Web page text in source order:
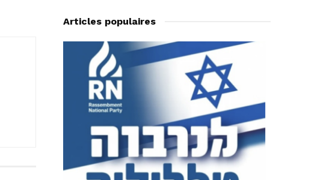
Articles populaires